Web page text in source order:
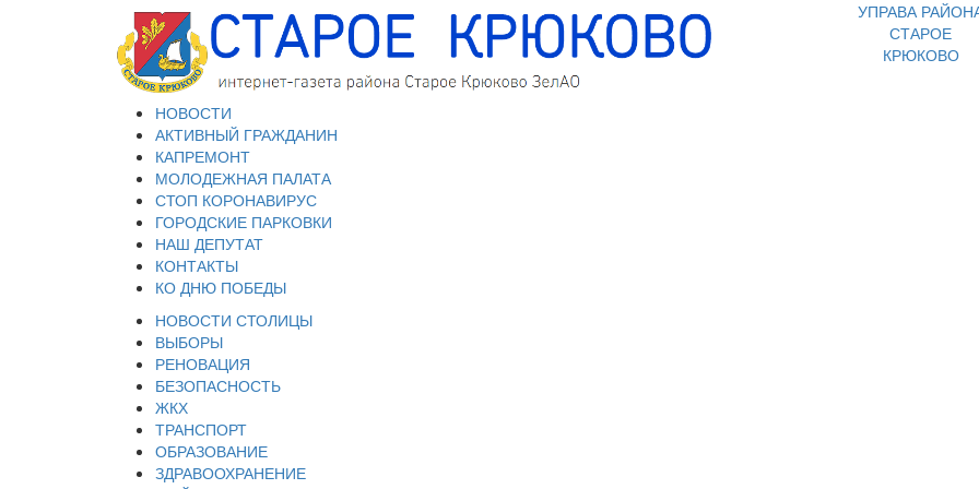
УПРАВА
СТАРОЕ
КРЮКОВО
НОВОСТИ
АКТИВНЫЙ ГРАЖДАНИН
КАПРЕМОНТ
МОЛОДЕЖНАЯ ПАЛАТА
СТОП КОРОНАВИРУС
ГОРОДСКИЕ ПАРКОВКИ
НАШ ДЕПУТАТ
КОНТАКТЫ
КО ДНЮ ПОБЕДЫ
НОВОСТИ СТОЛИЦЫ
ВЫБОРЫ
РЕНОВАЦИЯ
БЕЗОПАСНОСТЬ
ЖКХ
ТРАНСПОРТ
ОБРАЗОВАНИЕ
ЗДРАВООХРАНЕНИЕ